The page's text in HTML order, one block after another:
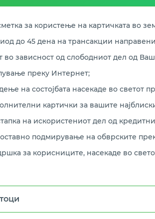
за користење на картичката во
до 45 дена на трансакции
зависност од слободниот дел од
преку Интернет;
на состојбата насекаде во светот
картички за вашите
на искористениот дел од
подмирување на обврските
за корисниците, насекаде во